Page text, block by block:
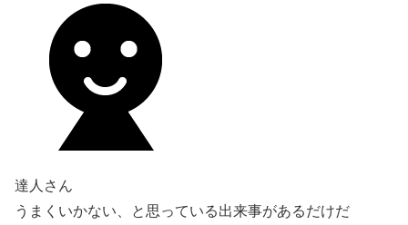
達人さん
うまくいかない、と思っている出来事があるだけだ